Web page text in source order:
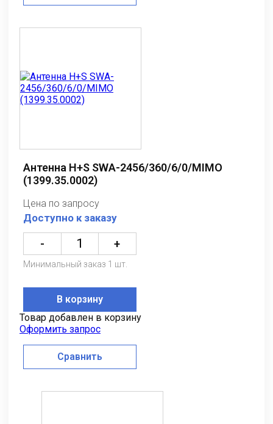
Антенна H+S SWA-2456/360/6/0/MIMO
(1399.35.0002)
Цена по запросу
Доступно к заказу
- +
Минимальный заказ 1 шт.
В корзину
Товар добавлен в корзину
Оформить запрос
Сравнить